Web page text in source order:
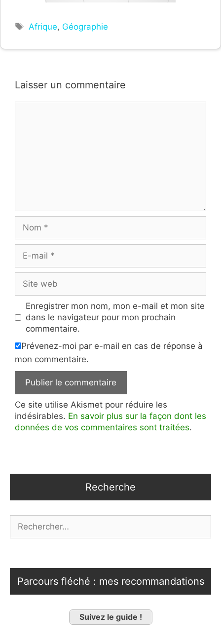
Étiquettes
Afrique, Géographie
Laisser un commentaire
mail
web
Enregistrer mon nom, mon e-mail et mon site
dans le navigateur pour mon prochain
commentaire.
Prévenez-moi par e-mail en cas de réponse à
mon commentaire.
Ce site utilise Akismet pour réduire les
indésirables. En savoir plus sur la façon dont les
données de vos commentaires sont traitées.
Recherche
Parcours fléché : mes recommandations
Suivez le guide !